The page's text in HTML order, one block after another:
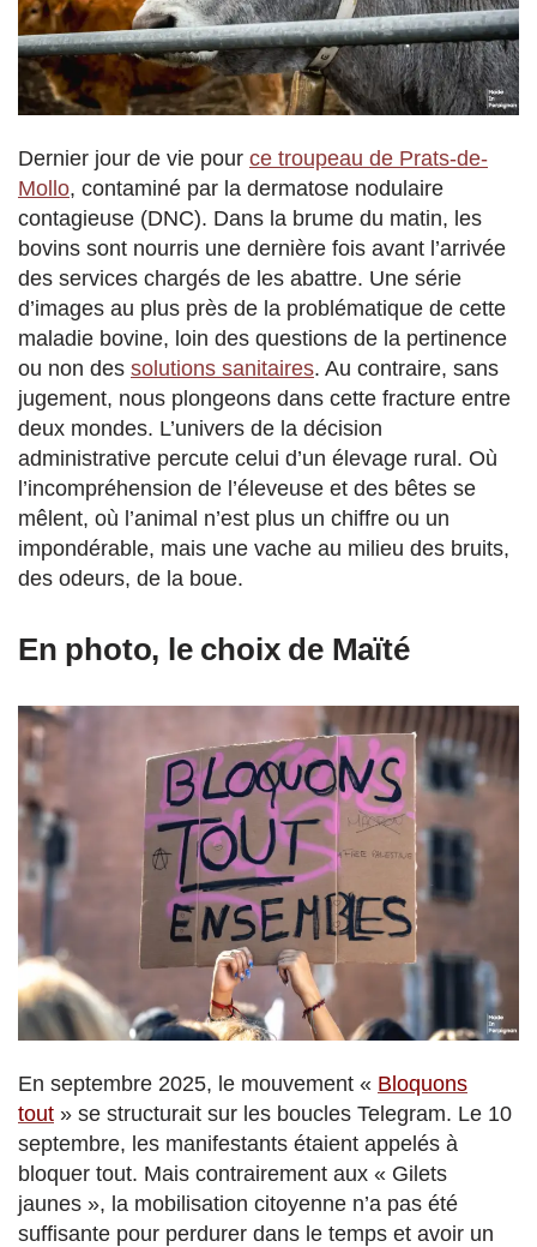
Dernier jour de vie pour ce troupeau de Prats-de-
Mollo, contaminé par la dermatose nodulaire
contagieuse (DNC). Dans la brume du matin, les
bovins sont nourris une dernière fois avant l’arrivée
des services chargés de les abattre. Une série
d’images au plus près de la problématique de cette
maladie bovine, loin des questions de la pertinence
ou non des solutions sanitaires. Au contraire, sans
jugement, nous plongeons dans cette fracture entre
deux mondes. L’univers de la décision
administrative percute celui d’un élevage rural. Où
l’incompréhension de l’éleveuse et des bêtes se
mêlent, où l’animal n’est plus un chiffre ou un
impondérable, mais une vache au milieu des bruits,
des odeurs, de la boue.
En photo, le choix de Maïté
En septembre 2025, le mouvement « Bloquons
tout » se structurait sur les boucles Telegram. Le 10
septembre, les manifestants étaient appelés à
bloquer tout. Mais contrairement aux « Gilets
jaunes », la mobilisation citoyenne n’a pas été
suffisante pour perdurer dans le temps et avoir un